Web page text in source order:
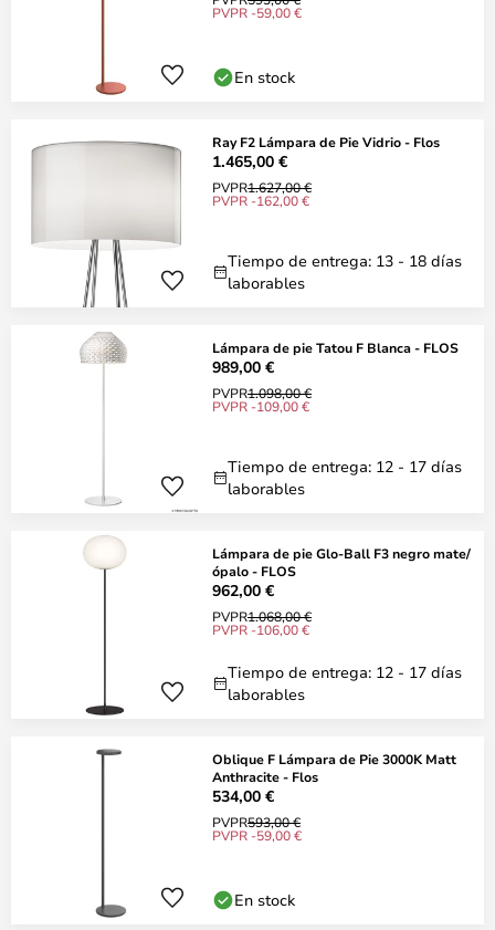
PVPR -59,00 €
En stock
Ray F2 Lámpara de Pie Vidrio - Flos
1.465,00 €
PVPR1.627,00 €
PVPR -162,00 €
Tiempo de entrega: 13 - 18 días
laborables
Lámpara de pie Tatou F Blanca - FLOS
989,00 €
PVPR1.098,00 €
PVPR -109,00 €
Tiempo de entrega: 12 - 17 días
laborables
Lámpara de pie Glo-Ball F3 negro mate/
ópalo - FLOS
962,00 €
PVPR1.068,00 €
PVPR -106,00 €
Tiempo de entrega: 12 - 17 días
laborables
Oblique F Lámpara de Pie 3000K Matt
Anthracite - Flos
534,00 €
PVPR593,00 €
PVPR -59,00 €
En stock